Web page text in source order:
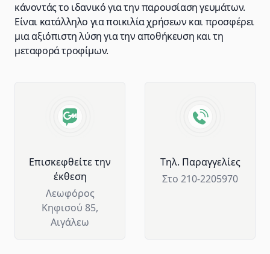
κάνοντάς το ιδανικό για την παρουσίαση γευμάτων.
Είναι κατάλληλο για ποικιλία χρήσεων και προσφέρει
μια αξιόπιστη λύση για την αποθήκευση και τη
μεταφορά τροφίμων.
Επισκεφθείτε την
έκθεση
Λεωφόρος
Κηφισού 85,
Αιγάλεω
Tηλ. Παραγγελίες
Στο 210-2205970